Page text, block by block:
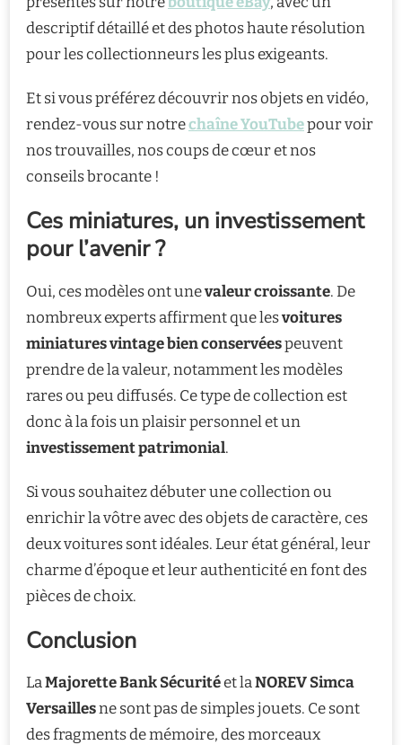
descriptif détaillé et des photos haute résolution
pour les collectionneurs les plus exigeants.
Et si vous préférez découvrir nos objets en vidéo,
rendez-vous sur notrechaîne YouTubepour voir
nos trouvailles, nos coups de cœur et nos
conseils brocante !
Ces miniatures, un investissement
pour l’avenir ?
Oui, ces modèles ont unevaleur croissante. De
nombreux experts affirment que lesvoitures
miniatures vintage bien conservéespeuvent
prendre de la valeur, notamment les modèles
rares ou peu diffusés. Ce type de collection est
donc à la fois un plaisir personnel et un
investissement patrimonial.
Si vous souhaitez débuter une collection ou
enrichir la vôtre avec des objets de caractère, ces
deux voitures sont idéales. Leur état général, leur
charme d’époque et leur authenticité en font des
pièces de choix.
Conclusion
LaMajorette Bank Sécuritéet laNOREV Simca
Versaillesne sont pas de simples jouets. Ce sont
des fragments de mémoire, des morceaux